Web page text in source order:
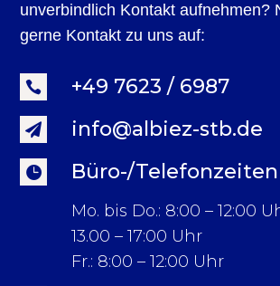
unverbindlich Kontakt aufnehmen?
gerne Kontakt zu uns auf:
 +49 7623 / 6987
 info@albiez-stb.de
 Büro-/Telefonzeiten
Mo. bis Do.: 8:00 – 12:00
13.00 – 17:00 Uhr
Fr.: 8:00 – 12:00 Uhr